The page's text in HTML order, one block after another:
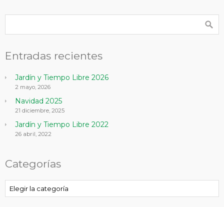
Entradas recientes
Jardín y Tiempo Libre 2026
2 mayo, 2026
Navidad 2025
21 diciembre, 2025
Jardín y Tiempo Libre 2022
26 abril, 2022
Categorías
Categorías